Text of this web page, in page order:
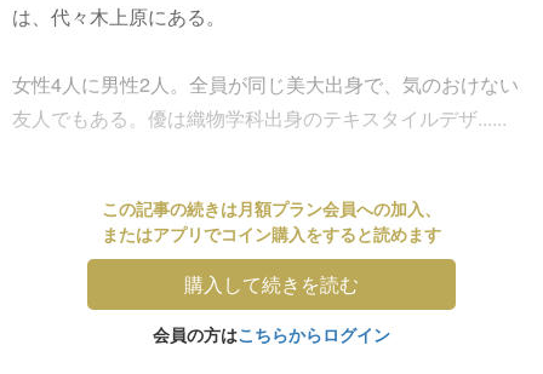
は、代々木上原にある。
女性4人に男性2人。全員が同じ美大出身で、気のおけない
友人でもある。優は織物学科出身のテキスタイルデザ......
この記事の続きは月額プラン会員への加入、
またはアプリでコイン購入をすると読めます
購入して続きを読む
会員の方はこちらからログイン